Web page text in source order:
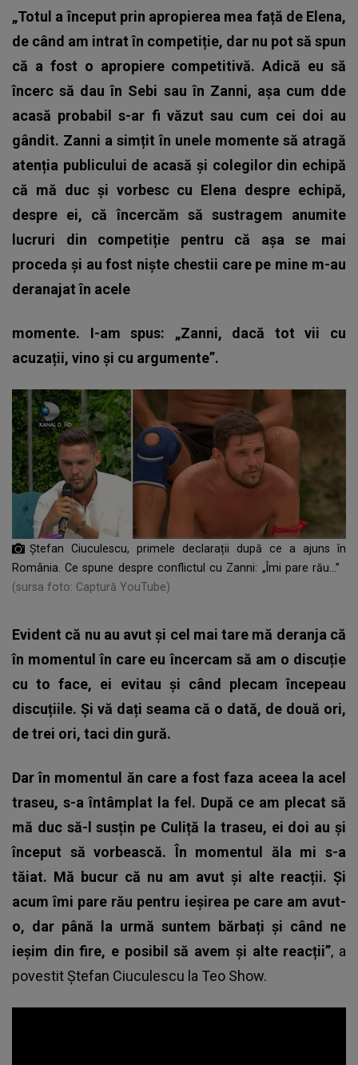
„Totul a început prin apropierea mea față de Elena,
de când am intrat în competiție, dar nu pot să spun
că a fost o apropiere competitivă. Adică eu să
încerc să dau în Sebi sau în Zanni, așa cum dde
acasă probabil s-ar fi văzut sau cum cei doi au
gândit. Zanni a simțit în unele momente să atragă
atenția publicului de acasă și colegilor din echipă
că mă duc și vorbesc cu Elena despre echipă,
despre ei, că încercăm să sustragem anumite
lucruri din competiție pentru că așa se mai
proceda și au fost niște chestii care pe mine m-au
deranajat în acele
momente. I-am spus: „Zanni, dacă tot vii cu
acuzații, vino și cu argumente”.
Ștefan Ciuculescu, primele declarații după ce a ajuns în
România. Ce spune despre conflictul cu Zanni: „Îmi pare rău...”
(sursa foto: Captură YouTube)
Evident că nu au avut și cel mai tare mă deranja că
în momentul în care eu încercam să am o discuție
cu to face, ei evitau și când plecam începeau
discuțiile. Și vă dați seama că o dată, de două ori,
de trei ori, taci din gură.
Dar în momentul ăn care a fost faza aceea la acel
traseu, s-a întâmplat la fel. După ce am plecat să
mă duc să-l susțin pe Culiță la traseu, ei doi au și
început să vorbească. În momentul ăla mi s-a
tăiat. Mă bucur că nu am avut și alte reacții. Și
acum îmi pare rău pentru ieșirea pe care am avut-
o, dar până la urmă suntem bărbați și când ne
ieșim din fire, e posibil să avem și alte reacții”, a
povestit Ștefan Ciuculescu la Teo Show.